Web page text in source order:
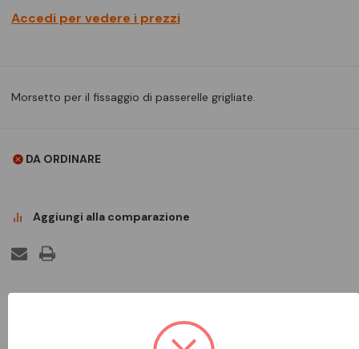
Accedi per vedere i prezzi
Morsetto per il fissaggio di passerelle grigliate.
DA ORDINARE
Aggiungi alla comparazione